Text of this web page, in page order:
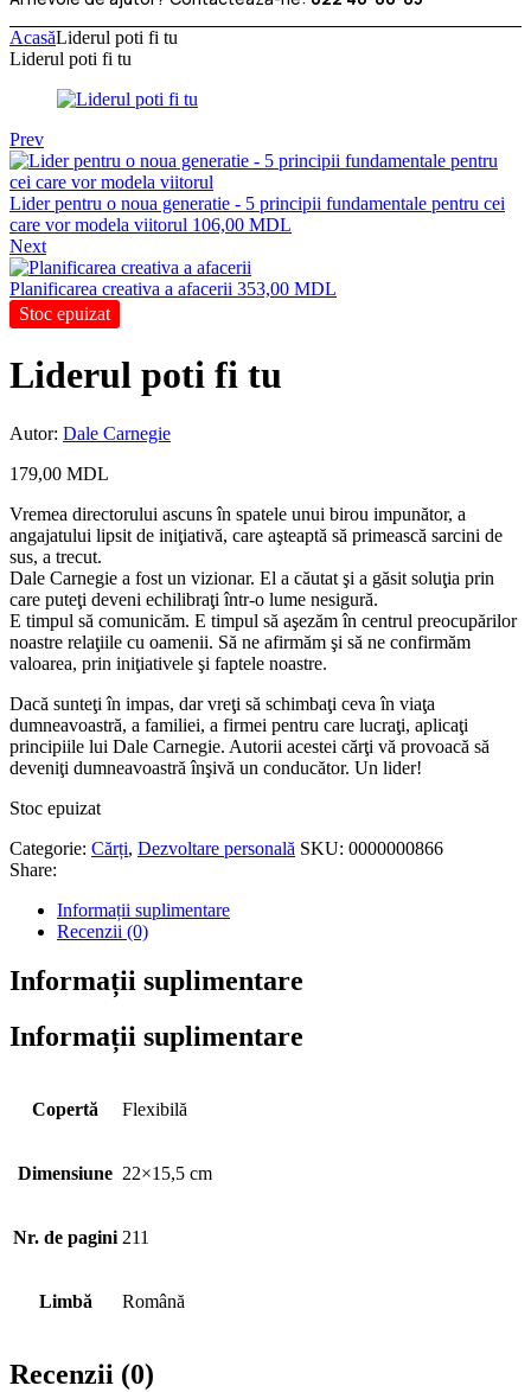
AcasăLiderul poti fi tu
Liderul poti fi tu
Prev
Lider pentru o noua generatie - 5 principii fundamentale pentru cei
care vor modela viitorul 106,00 MDL
Next
Planificarea creativa a afacerii 353,00 MDL
Stoc epuizat
Liderul poti fi tu
Autor: Dale Carnegie
179,00 MDL
Vremea directorului ascuns în spatele unui birou impunător, a
angajatului lipsit de iniţiativă, care aşteaptă să primească sarcini de
sus, a trecut.
Dale Carnegie a fost un vizionar. El a căutat şi a găsit soluţia prin
care puteţi deveni echilibraţi într-o lume nesigură.
E timpul să comunicăm. E timpul să aşezăm în centrul preocupărilor
noastre relaţiile cu oamenii. Să ne afirmăm şi să ne confirmăm
valoarea, prin iniţiativele şi faptele noastre.
Dacă sunteţi în impas, dar vreţi să schimbaţi ceva în viaţa
dumneavoastră, a familiei, a firmei pentru care lucraţi, aplicaţi
principiile lui Dale Carnegie. Autorii acestei cărţi vă provoacă să
deveniţi dumneavoastră înşivă un conducător. Un lider!
Stoc epuizat
Categorie: Cărți, Dezvoltare personală SKU: 0000000866
Share:
Informații suplimentare
Recenzii (0)
Informații suplimentare
Informații suplimentare
Copertă Flexibilă
Dimensiune 22×15,5 cm
Nr. de pagini 211
Limbă Română
Recenzii (0)